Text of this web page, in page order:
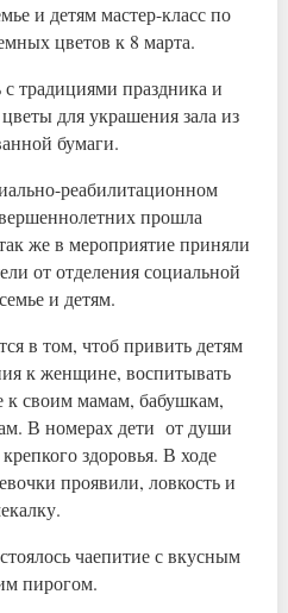
и детям мастер-класс по
цветов к 8 марта.
с традициями праздника и
для украшения зала из
бумаги.
реабилитационном
прошла
же в мероприятие приняли
от отделения социальной
и детям.
в том, чтоб привить детям
к женщине, воспитывать
к своим мамам, бабушкам,
В номерах дети от души
здоровья. В ходе
проявили, ловкость и
чаепитие с вкусным
пирогом.